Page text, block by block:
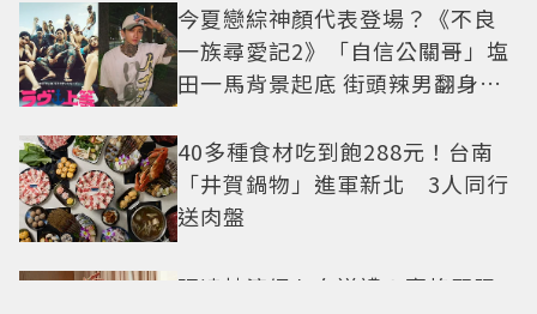
今夏戀綜神顏代表登場？《不良
一族尋愛記2》「自信公關哥」塩
田一馬背景起底 街頭辣男翻身當
40多種食材吃到飽288元！台南
「井賀鍋物」進軍新北 3人同行
送肉盤
張凌赫演繹七夕送禮！寶格麗限